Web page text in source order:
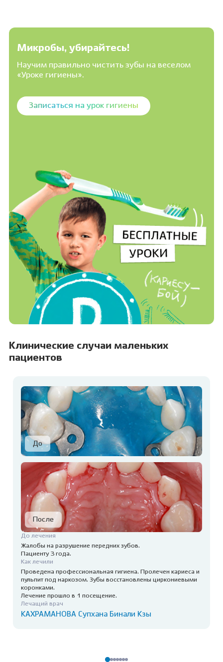
Микробы, убирайтесь!
Научим правильно чистить зубы на веселом
«Уроке гигиены».
Записаться на урок гигиены
Клинические случаи маленьких
пациентов
До лечения
Жалобы на разрушение передних зубов.
Пациенту 3 года.
Как лечили
Проведена профессиональная гигиена. Пролечен кариеса и
пульпит под наркозом. Зубы восстановлены циркониевыми
коронками.
Лечение прошло в 1 посещение.
Лечащий врач
КАХРАМАНОВА Супхана Бинали Кзы